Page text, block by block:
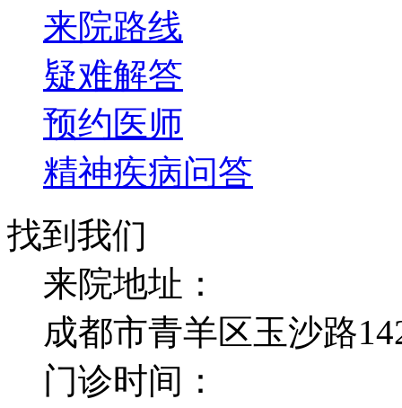
来院路线
疑难解答
预约医师
精神疾病问答
找到我们
来院地址：
成都市青羊区玉沙路
门诊时间：